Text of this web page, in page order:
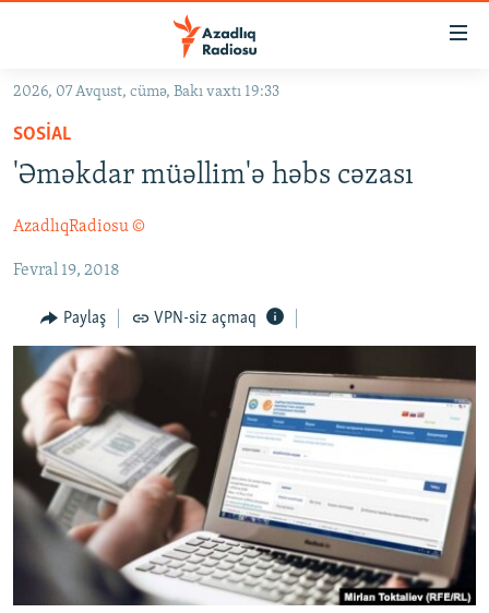
Əsas
qayıt
Əsas
qayıt
keç
GÜNDƏM
#İZAHLA
#ƏSLINDƏ
FƏRQƏ BAX
QANUNI DOĞRU
ARAŞDIRMA
MULTIMEDIA
VIDEO
FOTOQALEREYA
İNFOQRAFIKA
KARIKATURA
RADIO ARXIV
OXU ZALI
AZƏRBAYCAN ƏDƏBIYYATI KITABXANASI
İSLAM VƏ DEMOKRATIYA
İZ - MƏDƏNIYYƏT PROQRAMI
HAQQIMIZDA
MISSIYAMIZ
PEŞƏ ETIKASI VƏ JURNALISTIKA STANDARTLARIMIZ
MATERIALLARIMIZDAN ISTIFADƏ
BIZI IZLƏ
2026, 07 Avqust, cümə, Bakı vaxtı 19:33
SOSIAL
'Əməkdar müəllim'ə həbs cəzası
AzadlıqRadiosu ©
Fevral 19, 2018
Paylaş VPN-siz açmaq